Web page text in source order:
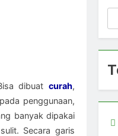
Terpercaya
Efisien dan
yang Berkelanjutan
BISNIS KOPERASI/
dibuatcurah,
penggunaan,
banyak dipakai
Secara garis